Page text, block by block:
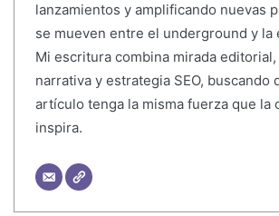
lanzamientos y amplificando nuevas
se mueven entre el underground y la
Mi escritura combina mirada
narrativa y estrategia SEO, buscando
artículo tenga la misma fuerza que la
inspira.